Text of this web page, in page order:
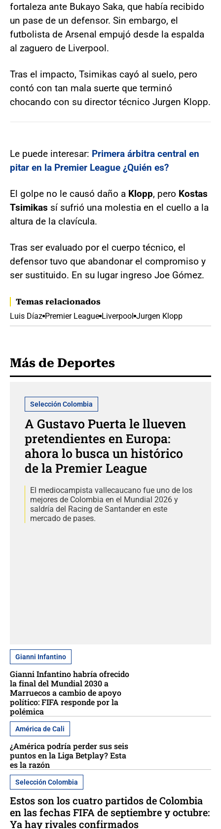
fortaleza ante Bukayo Saka, que había recibido
un pase de un defensor. Sin embargo, el
futbolista de Arsenal empujó desde la espalda
al zaguero de Liverpool.
Tras el impacto, Tsimikas cayó al suelo, pero
contó con tan mala suerte que terminó
chocando con su director técnico Jurgen Klopp.
Le puede interesar: Primera árbitra central en
pitar en la Premier League ¿Quién es?
El golpe no le causó daño a Klopp, pero Kostas
Tsimikas sí sufrió una molestia en el cuello a la
altura de la clavícula.
Tras ser evaluado por el cuerpo técnico, el
defensor tuvo que abandonar el compromiso y
ser sustituido. En su lugar ingreso Joe Gómez.
Temas relacionados
Luis Díaz Premier League Liverpool Jurgen Klopp
Más de Deportes
Selección Colombia
A Gustavo Puerta le llueven
pretendientes en Europa:
ahora lo busca un histórico
de la Premier League
El mediocampista vallecaucano fue uno de los
mejores de Colombia en el Mundial 2026 y
saldría del Racing de Santander en este
mercado de pases.
Gianni Infantino
Gianni Infantino habría ofrecido
la final del Mundial 2030 a
Marruecos a cambio de apoyo
político: FIFA responde por la
polémica
América de Cali
¿América podría perder sus seis
puntos en la Liga Betplay? Esta
es la razón
Selección Colombia
Estos son los cuatro partidos de Colombia
en las fechas FIFA de septiembre y octubre:
Ya hay rivales confirmados